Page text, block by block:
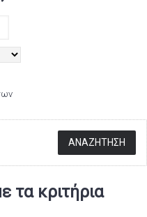
τα κριτήρια